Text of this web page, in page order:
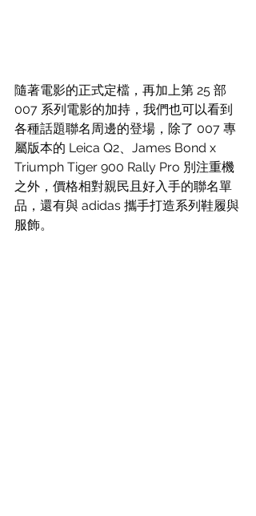
隨著電影的正式定檔，再加上第 25 部
007 系列電影的加持，我們也可以看到
各種話題聯名周邊的登場，除了 007 專
屬版本的 Leica Q2、James Bond x
Triumph Tiger 900 Rally Pro 別注重機
之外，價格相對親民且好入手的聯名單
品，還有與 adidas 攜手打造系列鞋履與
服飾。